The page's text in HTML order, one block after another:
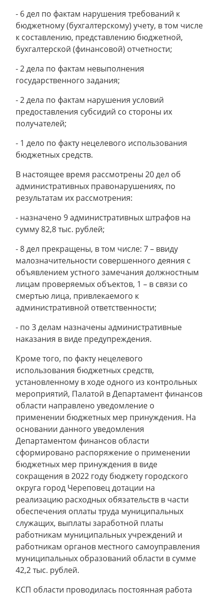
- 6 дел по фактам нарушения требований к
бюджетному (бухгалтерскому) учету, в том числе
к составлению, представлению бюджетной,
бухгалтерской (финансовой) отчетности;
- 2 дела по фактам невыполнения
государственного задания;
- 2 дела по фактам нарушения условий
предоставления субсидий со стороны их
получателей;
- 1 дело по факту нецелевого использования
бюджетных средств.
В настоящее время рассмотрены 20 дел об
административных правонарушениях, по
результатам их рассмотрения:
- назначено 9 административных штрафов на
сумму 82,8 тыс. рублей;
- 8 дел прекращены, в том числе: 7 – ввиду
малозначительности совершенного деяния с
объявлением устного замечания должностным
лицам проверяемых объектов, 1 – в связи со
смертью лица, привлекаемого к
административной ответственности;
- по 3 делам назначены административные
наказания в виде предупреждения.
Кроме того, по факту нецелевого
использования бюджетных средств,
установленному в ходе одного из контрольных
мероприятий, Палатой в Департамент финансов
области направлено уведомление о
применении бюджетных мер принуждения. На
основании данного уведомления
Департаментом финансов области
сформировано распоряжение о применении
бюджетных мер принуждения в виде
сокращения в 2022 году бюджету городского
округа город Череповец дотации на
реализацию расходных обязательств в части
обеспечения оплаты труда муниципальных
служащих, выплаты заработной платы
работникам муниципальных учреждений и
работникам органов местного самоуправления
муниципальных образований области в сумме
42,2 тыс. рублей.
КСП области проводилась постоянная работа